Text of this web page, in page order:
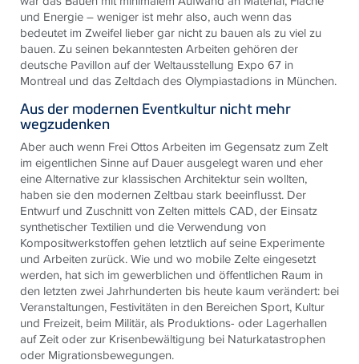
und Energie – weniger ist mehr also, auch wenn das
bedeutet im Zweifel lieber gar nicht zu bauen als zu viel zu
bauen. Zu seinen bekanntesten Arbeiten gehören der
deutsche Pavillon auf der Weltausstellung Expo 67 in
Montreal und das Zeltdach des Olympiastadions in München.
Aus der modernen Eventkultur nicht mehr
wegzudenken
Aber auch wenn Frei Ottos Arbeiten im Gegensatz zum Zelt
im eigentlichen Sinne auf Dauer ausgelegt waren und eher
eine Alternative zur klassischen Architektur sein wollten,
haben sie den modernen Zeltbau stark beeinflusst. Der
Entwurf und Zuschnitt von Zelten mittels CAD, der Einsatz
synthetischer Textilien und die Verwendung von
Kompositwerkstoffen gehen letztlich auf seine Experimente
und Arbeiten zurück. Wie und wo mobile Zelte eingesetzt
werden, hat sich im gewerblichen und öffentlichen Raum in
den letzten zwei Jahrhunderten bis heute kaum verändert: bei
Veranstaltungen, Festivitäten in den Bereichen Sport, Kultur
und Freizeit, beim Militär, als Produktions- oder Lagerhallen
auf Zeit oder zur Krisenbewältigung bei Naturkatastrophen
oder Migrationsbewegungen.